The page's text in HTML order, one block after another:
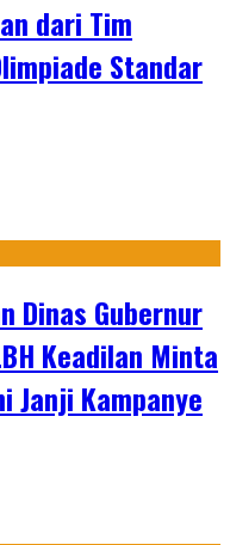
dari Tim
Standar
Dinas Gubernur
Keadilan Minta
Janji Kampanye